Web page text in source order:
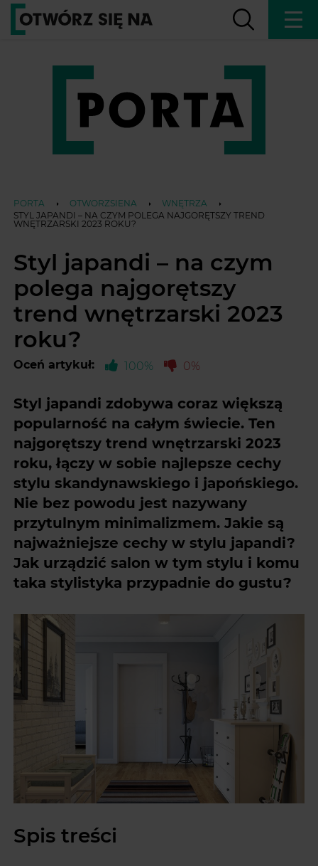
PORTA OTWORZSIENA
WNĘTRZA
STYL JAPANDI – NA CZYM POLEGA NAJGORĘTSZY TREND
WNĘTRZARSKI 2023 ROKU?
Styl japandi – na czym
polega najgorętszy
trend wnętrzarski 2023
roku?
Oceń artykuł: 100% 0%
Styl japandi zdobywa coraz większą
popularność na całym świecie. Ten
najgorętszy trend wnętrzarski 2023
roku, łączy w sobie najlepsze cechy
stylu skandynawskiego i japońskiego.
Nie bez powodu jest nazywany
przytulnym minimalizmem. Jakie są
najważniejsze cechy w stylu japandi?
Jak urządzić salon w tym stylu i komu
taka stylistyka przypadnie do gustu?
Spis treści